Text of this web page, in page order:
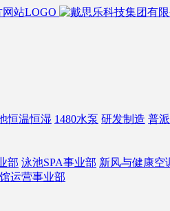
恒温恒湿 1480水泵 研发制造 普
部 泳池SPA事业部 新风与健康空
运营事业部